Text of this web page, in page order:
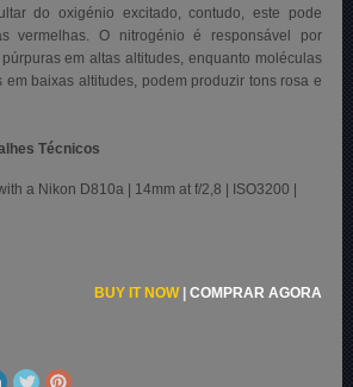
do oxigénio excitado, contudo, este pode
vermelhas. O nitrogénio é responsável por
em altas altitudes, enquanto moléculas
em baixas altitudes, podem produzir tons rosa e
Técnicos
a Nikon D810a | 14mm at f/2,8 | ISO3200 |
BUY IT NOW| COMPRAR AGORA